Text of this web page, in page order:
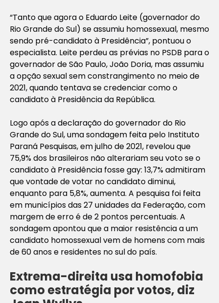
“Tanto que agora o Eduardo Leite (governador do
Rio Grande do Sul) se assumiu homossexual, mesmo
sendo pré-candidato à Presidência”, pontuou o
especialista. Leite perdeu as prévias no PSDB para o
governador de São Paulo, João Doria, mas assumiu
a opção sexual sem constrangimento no meio de
2021, quando tentava se credenciar como o
candidato à Presidência da República.
Logo após a declaração do governador do Rio
Grande do Sul, uma sondagem feita pelo Instituto
Paraná Pesquisas, em julho de 2021, revelou que
75,9% dos brasileiros não alterariam seu voto se o
candidato à Presidência fosse gay: 13,7% admitiram
que vontade de votar no candidato diminui,
enquanto para 5,8%, aumenta. A pesquisa foi feita
em municípios das 27 unidades da Federação, com
margem de erro é de 2 pontos percentuais. A
sondagem apontou que a maior resistência a um
candidato homossexual vem de homens com mais
de 60 anos e residentes no sul do país.
Extrema-direita usa homofobia
como estratégia por votos, diz